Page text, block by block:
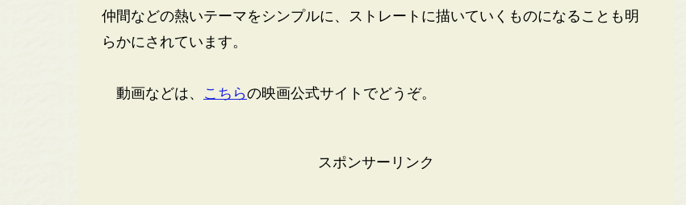
仲間などの熱いテーマをシンプルに、ストレートに描いていくものになることも明
らかにされています。
動画などは、 こちらの映画公式サイトでどうぞ。
スポンサーリンク